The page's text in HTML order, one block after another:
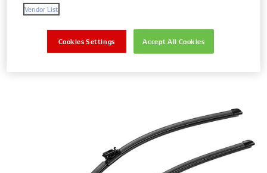
Подробную информацию об ассортименте
вашего местного представителя DENSO
Vendor List
Accept All Cookies
Cookies Settings